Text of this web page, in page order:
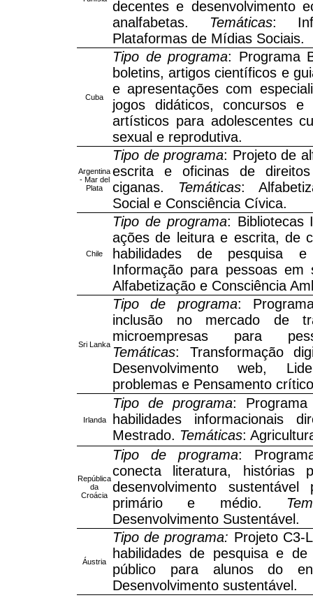
decentes e desenvolvimento
analfabetas. Temáticas:
Plataformas de Mídias Sociais.
Cuba
Tipo de programa: Programa
boletins, artigos científicos e
e apresentações com
jogos didáticos, concursos e
artísticos para adolescentes
sexual e reprodutiva.
Argentina
- Mar del
Plata
Tipo de programa: Projeto de
escrita e oficinas de
ciganas. Temáticas:
Social e Consciência Cívica.
Chile
Tipo de programa: Bibliotecas
ações de leitura e escrita, de
habilidades de pesquisa
Informação para pessoas
Alfabetização e Consciência
Sri Lanka
Tipo de programa:
inclusão no mercado de
microempresas para
Temáticas: Transformação
Desenvolvimento web,
problemas e Pensamento
Irlanda
Tipo de programa: Programa
habilidades informacionais
Mestrado. Temáticas:
República
da
Croácia
Tipo de programa:
conecta literatura, histórias
desenvolvimento
primário e médio.
Desenvolvimento Sustentável.
Áustria
Tipo de programa: Projeto C3-
habilidades de pesquisa e
público para alunos do
Desenvolvimento sustentável.